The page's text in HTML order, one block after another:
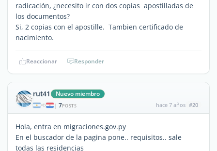
radicación, ¿necesito ir con dos copias apostilladas de
los documentos?
Si, 2 copias con el apostille. Tambien certificado de
nacimiento.
Reaccionar Responder
rut41 Nuevo miembro
| 7POSTS hace 7 años #20
Hola, entra en migraciones.gov.py
En el buscador de la pagina pone.. requisitos.. sale
todas las residencias